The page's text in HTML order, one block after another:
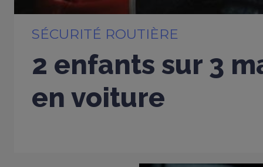
SÉCURITÉ ROUTIÈRE
2 enfants sur 3
en voiture